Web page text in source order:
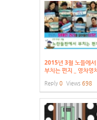
2015년 3월 노들에서
부치는 편지 _ 영차영
Reply 0 Views 698